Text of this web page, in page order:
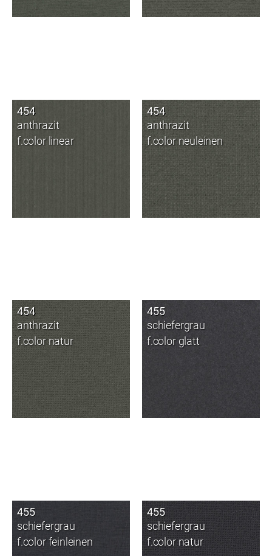
454
anthrazit
f.color linear
454
anthrazit
f.color neuleinen
454
anthrazit
f.color natur
455
schiefergrau
f.color glatt
455
schiefergrau
f.color feinleinen
455
schiefergrau
f.color natur